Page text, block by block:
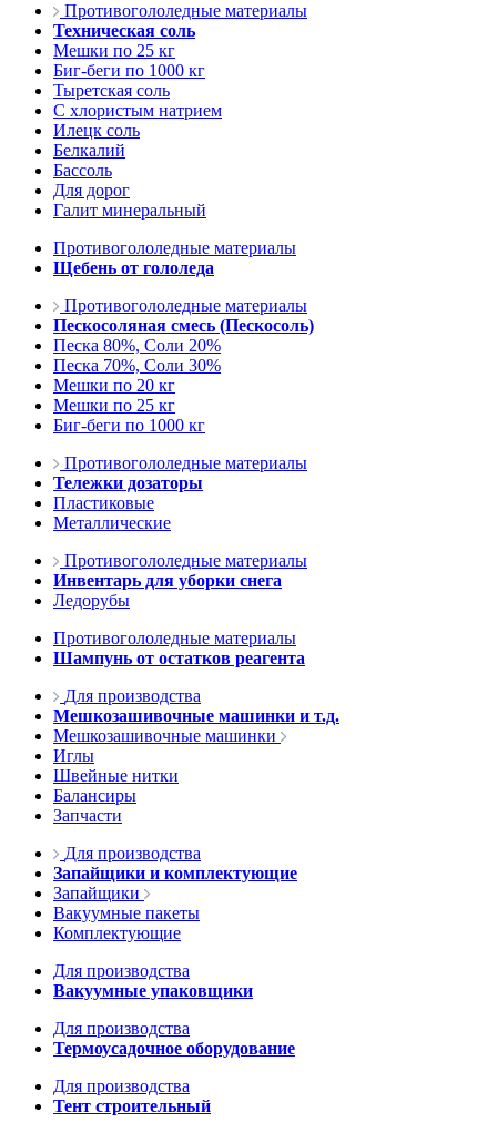
Противогололедные материалы
Техническая соль
Мешки по 25 кг
Биг-беги по 1000 кг
Тыретская соль
С хлористым натрием
Илецк соль
Белкалий
Бассоль
Для дорог
Галит минеральный
Противогололедные материалы
Щебень от гололеда
Противогололедные материалы
Пескосоляная смесь (Пескосоль)
Песка 80%, Соли 20%
Песка 70%, Соли 30%
Мешки по 20 кг
Мешки по 25 кг
Биг-беги по 1000 кг
Противогололедные материалы
Тележки дозаторы
Пластиковые
Металлические
Противогололедные материалы
Инвентарь для уборки снега
Ледорубы
Противогололедные материалы
Шампунь от остатков реагента
Для производства
Мешкозашивочные машинки и т.д.
Мешкозашивочные машинки
Иглы
Швейные нитки
Балансиры
Запчасти
Для производства
Запайщики и комплектующие
Запайщики
Вакуумные пакеты
Комплектующие
Для производства
Вакуумные упаковщики
Для производства
Термоусадочное оборудование
Для производства
Тент строительный